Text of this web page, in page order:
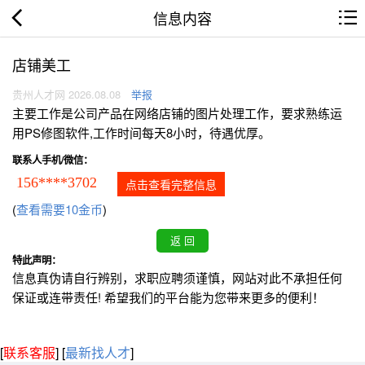
信息内容
店铺美工
贵州人才网 2026.08.08 举报
主要工作是公司产品在网络店铺的图片处理工作，要求熟练运
用PS修图软件,工作时间每天8小时，待遇优厚。
联系人手机/微信：
156****3702 点击查看完整信息
(查看需要10金币)
特此声明：
信息真伪请自行辨别，求职应聘须谨慎，网站对此不承担任何
保证或连带责任! 希望我们的平台能为您带来更多的便利！
[联系客服] [最新找人才]